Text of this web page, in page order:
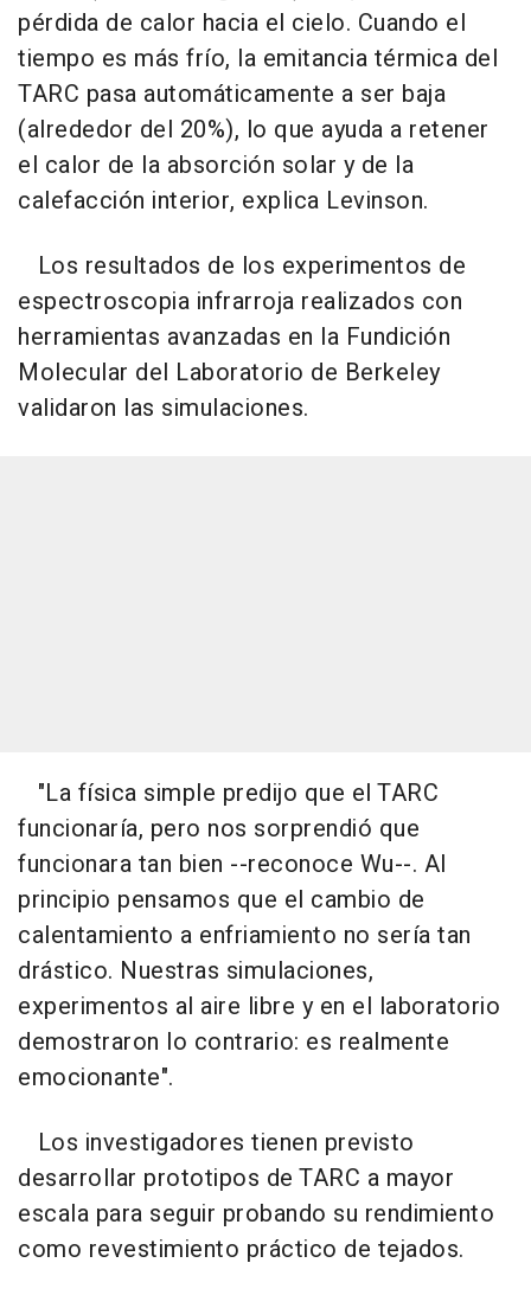
pérdida de calor hacia el cielo. Cuando el
tiempo es más frío, la emitancia térmica del
TARC pasa automáticamente a ser baja
(alrededor del 20%), lo que ayuda a retener
el calor de la absorción solar y de la
calefacción interior, explica Levinson.
Los resultados de los experimentos de
espectroscopia infrarroja realizados con
herramientas avanzadas en la Fundición
Molecular del Laboratorio de Berkeley
validaron las simulaciones.
"La física simple predijo que el TARC
funcionaría, pero nos sorprendió que
funcionara tan bien --reconoce Wu--. Al
principio pensamos que el cambio de
calentamiento a enfriamiento no sería tan
drástico. Nuestras simulaciones,
experimentos al aire libre y en el laboratorio
demostraron lo contrario: es realmente
emocionante".
Los investigadores tienen previsto
desarrollar prototipos de TARC a mayor
escala para seguir probando su rendimiento
como revestimiento práctico de tejados.